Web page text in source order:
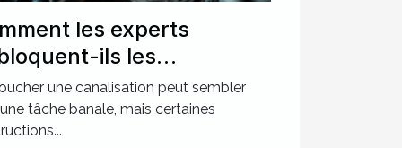
les experts
ils les
les plus
?
une canalisation peut sembler
tâche banale, mais certaines